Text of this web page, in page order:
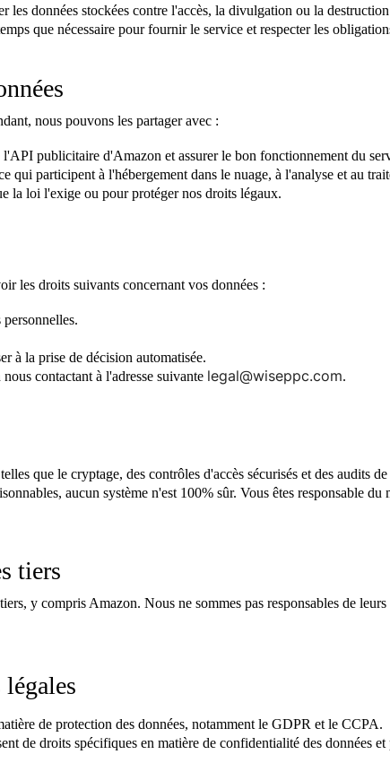
les données stockées contre l'accès, la divulgation ou la
que nécessaire pour fournir le service et respecter les
nous pouvons les partager avec :
publicitaire d'Amazon et assurer le bon fonctionnement du
qui participent à l'hébergement dans le nuage, à l'analyse et au
la loi l'exige ou pour protéger nos droits légaux.
les droits suivants concernant vos données :
à la prise de décision automatisée.
contactant à l'adresse suivante legal@wiseppc.com.
que le cryptage, des contrôles d'accès sécurisés et des audits
aucun système n'est 100% sûr. Vous êtes responsable
tiers
y compris Amazon. Nous ne sommes pas responsables de
de protection des données, notamment le GDPR et le CCPA.
de droits spécifiques en matière de confidentialité des données